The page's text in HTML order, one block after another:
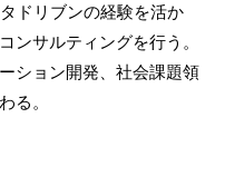
ドリブンの経験を活か
ンサルティングを行う。
ション開発、社会課題領
る。